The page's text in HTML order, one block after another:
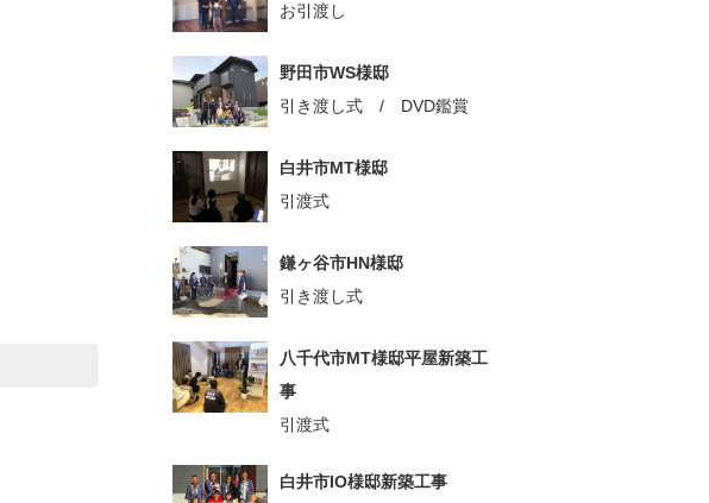
お引渡し
野田市WS様邸
引き渡し式 / DVD鑑賞
白井市MT様邸
引渡式
鎌ヶ谷市HN様邸
引き渡し式
八千代市MT様邸平屋新築工
事
引渡式
白井市IO様邸新築工事